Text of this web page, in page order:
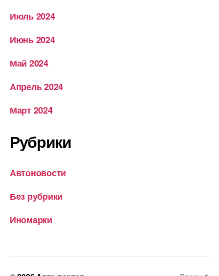
Июль 2024
Июнь 2024
Май 2024
Апрель 2024
Март 2024
Рубрики
Автоновости
Без рубрики
Иномарки